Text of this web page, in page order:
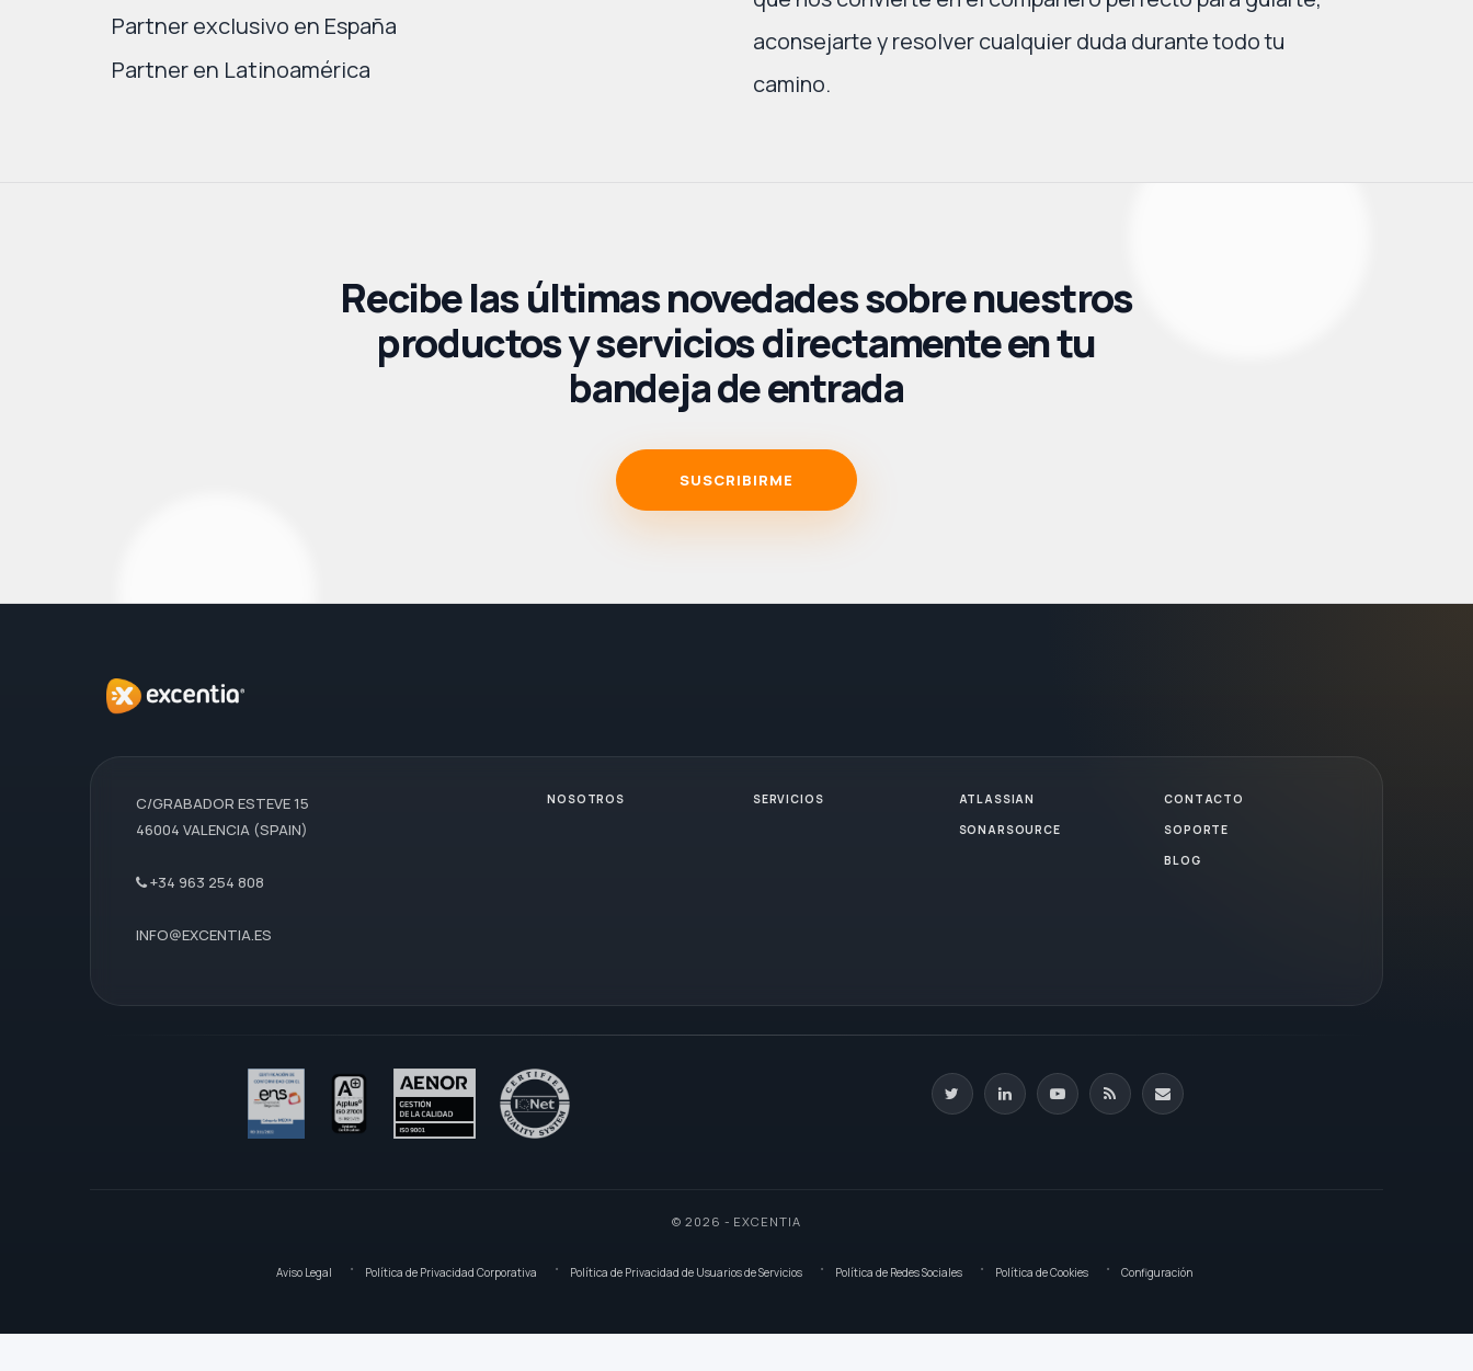
Partner exclusivo en España
Partner en Latinoamérica
aconsejarte y resolver cualquier duda durante todo tu
camino.
Recibe las últimas novedades sobre nuestros
productos y servicios directamente en tu
bandeja de entrada
SUSCRIBIRME
C/GRABADOR ESTEVE 15
46004 VALENCIA (SPAIN)
+34 963 254 808
INFO@EXCENTIA.ES
NOSOTROS SERVICIOS
ATLASSIAN
SONARSOURCE
CONTACTO
SOPORTE
BLOG
© 2026 - EXCENTIA
Aviso Legal Política de Privacidad Corporativa Política de Privacidad de Usuarios de Servicios Política de Redes Sociales Política de Cookies Configuración